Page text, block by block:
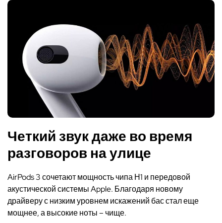
Четкий звук даже во время
разговоров на улице
AirPods 3 сочетают мощность чипа Н1 и передовой
акустической системы Apple. Благодаря новому
драйверу с низким уровнем искажений бас стал еще
мощнее, а высокие ноты – чище.